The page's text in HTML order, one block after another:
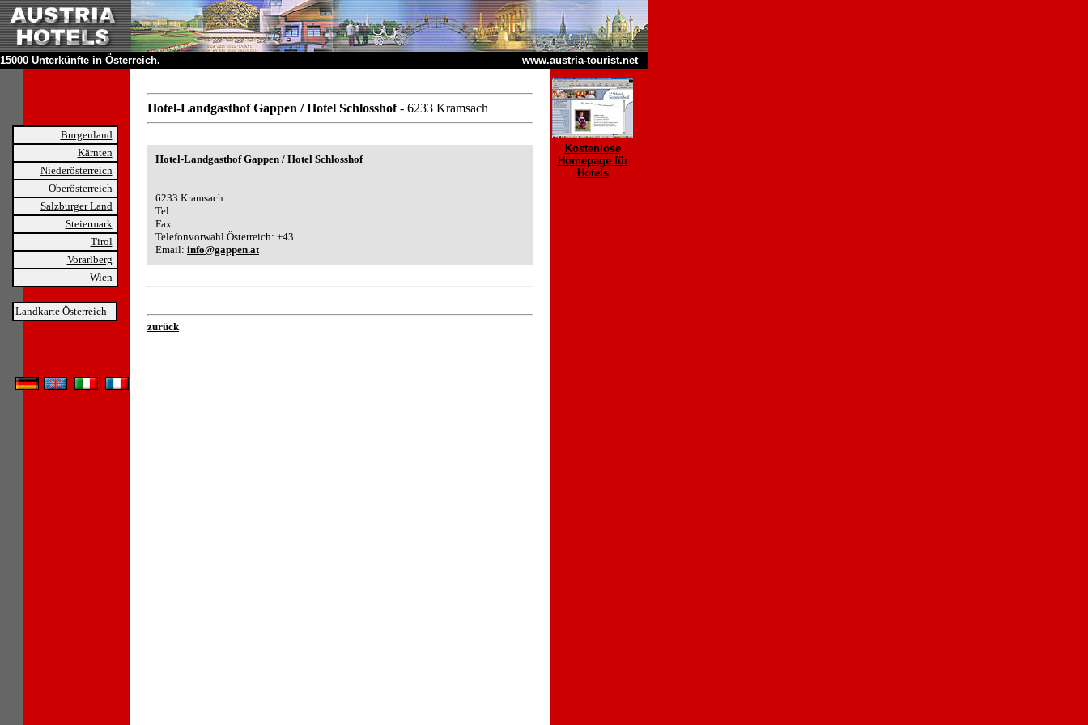
15000 Unterkünfte in Österreich. www.austria-tourist.net
Burgenland
Kärnten
Niederösterreich
Oberösterreich
Salzburger Land
Steiermark
Tirol
Vorarlberg
Wien
Landkarte Österreich
Hotel-Landgasthof Gappen / Hotel Schlosshof- 6233 Kramsach
Hotel-Landgasthof Gappen / Hotel Schlosshof
6233 Kramsach
Tel.
Fax
Telefonvorwahl Österreich: +43
Email: info@gappen.at
zurück
Kostenlose
Homepage für
Hotels